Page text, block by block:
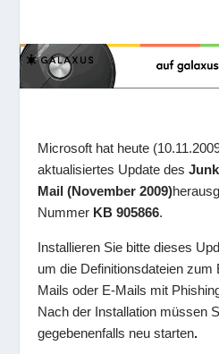
Microsoft hat heute
aktualisiertes Update des
Mail (November 2009)
Nummer KB 905866.
Installieren Sie bitte dieses
um die Definitionsdateien
Mails oder E-Mails mit
Nach der Installation müssen
gegebenenfalls neu starten.